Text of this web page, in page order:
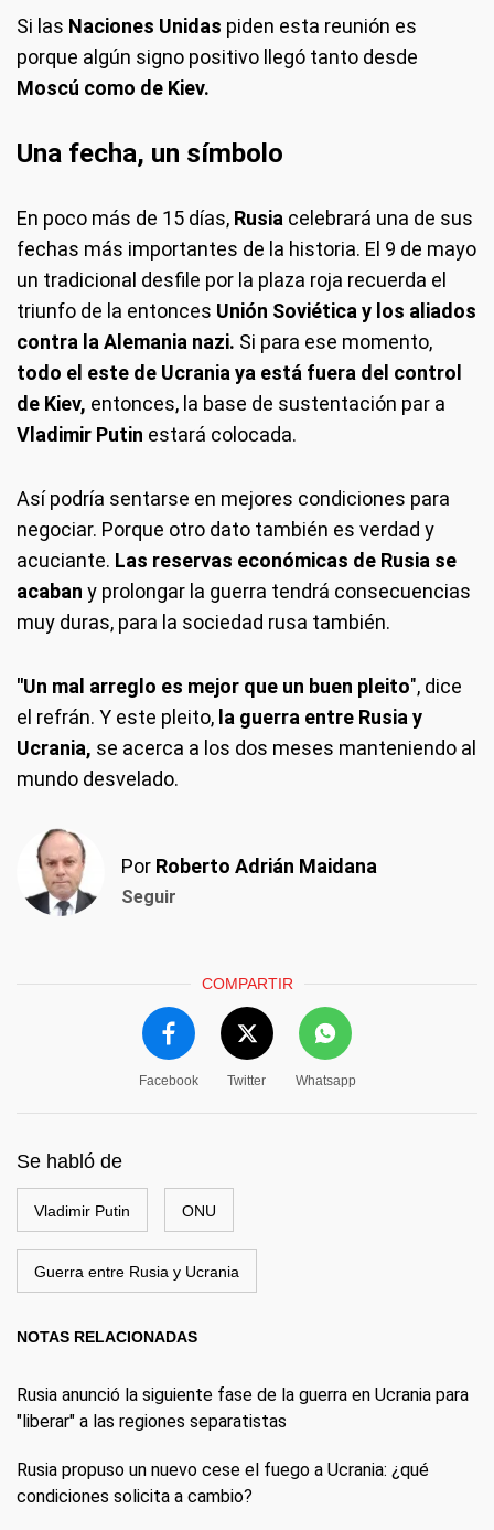
Si las Naciones Unidas piden esta reunión es
porque algún signo positivo llegó tanto desde
Moscú como de Kiev.
Una fecha, un símbolo
En poco más de 15 días, Rusia celebrará una de sus
fechas más importantes de la historia. El 9 de mayo
un tradicional desfile por la plaza roja recuerda el
triunfo de la entonces Unión Soviética y los aliados
contra la Alemania nazi. Si para ese momento,
todo el este de Ucrania ya está fuera del control
de Kiev, entonces, la base de sustentación par a
Vladimir Putin estará colocada.
Así podría sentarse en mejores condiciones para
negociar. Porque otro dato también es verdad y
acuciante. Las reservas económicas de Rusia se
acaban y prolongar la guerra tendrá consecuencias
muy duras, para la sociedad rusa también.
"Un mal arreglo es mejor que un buen pleito", dice
el refrán. Y este pleito, la guerra entre Rusia y
Ucrania, se acerca a los dos meses manteniendo al
mundo desvelado.
Por Roberto Adrián Maidana
Seguir
COMPARTIR
Facebook Twitter Whatsapp
Se habló de
Vladimir Putin ONU
Guerra entre Rusia y Ucrania
NOTAS RELACIONADAS
Rusia anunció la siguiente fase de la guerra en Ucrania para
"liberar" a las regiones separatistas
Rusia propuso un nuevo cese el fuego a Ucrania: ¿qué
condiciones solicita a cambio?